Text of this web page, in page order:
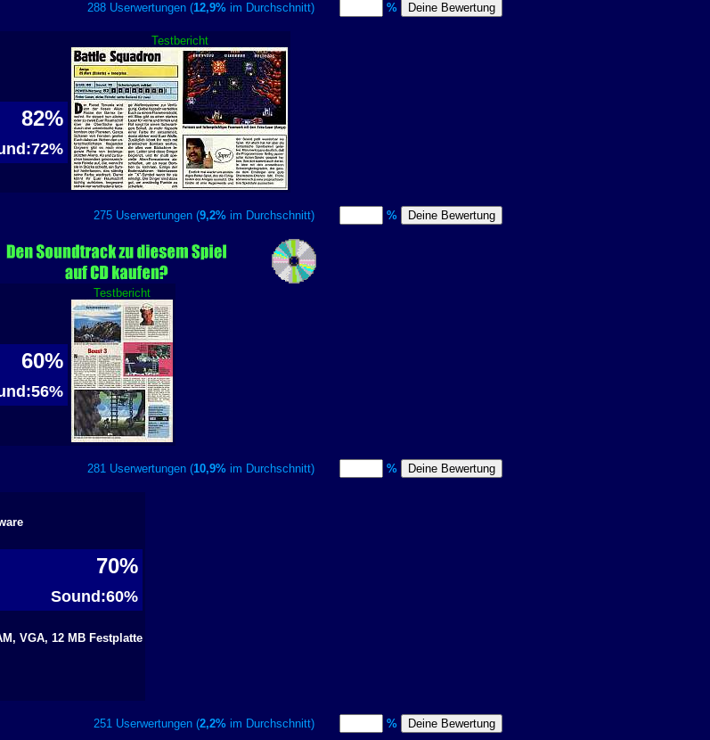
288 Userwertungen (12,9% im Durchschnitt)
%
Testbericht
82%
275 Userwertungen (9,2% im Durchschnitt)
%
Testbericht
60%
281 Userwertungen (10,9% im Durchschnitt)
%
70%
Sound:60%
VGA, 12 MB Festplatte
251 Userwertungen (2,2% im Durchschnitt)
%